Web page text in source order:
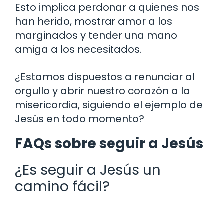
Esto implica perdonar a quienes nos
han herido, mostrar amor a los
marginados y tender una mano
amiga a los necesitados.
¿Estamos dispuestos a renunciar al
orgullo y abrir nuestro corazón a la
misericordia, siguiendo el ejemplo de
Jesús en todo momento?
FAQs sobre seguir a Jesús
¿Es seguir a Jesús un
camino fácil?